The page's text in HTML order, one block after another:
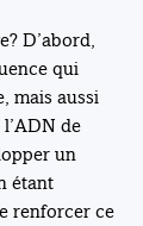
D’abord,
qui
mais aussi
de
un
étant
renforcer ce